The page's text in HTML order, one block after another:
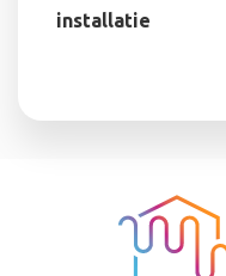
installatie